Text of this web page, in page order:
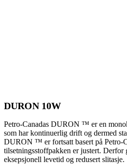
DURON 10W
Petro-Canadas DURON ™ er en
som har kontinuerlig drift og dermed
DURON ™ er fortsatt basert på Petro-
tilsetningsstoffpakken er justert.
eksepsjonell levetid og redusert slitasje.